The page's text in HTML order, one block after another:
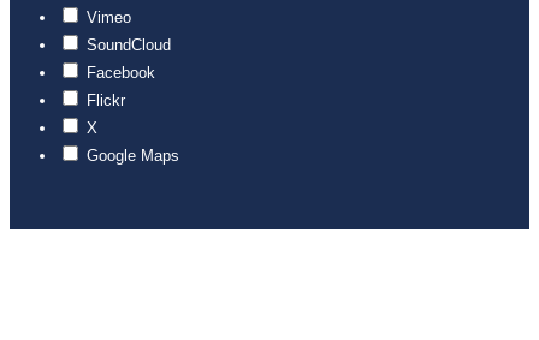
Vimeo
SoundCloud
Facebook
Flickr
X
Google Maps